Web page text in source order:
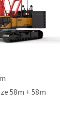
58m + 58m